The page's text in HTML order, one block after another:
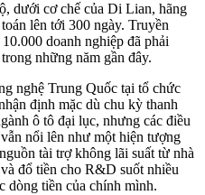
dưới cơ chế của Di Lian, hãng
lên tới 300 ngày. Truyền
doanh nghiệp đã phải
những năm gần đây.
nghệ Trung Quốc tại tổ chức
định mặc dù chu kỳ thanh
ô tô đại lục, nhưng các điều
nổi lên như một hiện tượng
tài trợ không lãi suất từ nhà
đổ tiền cho R&D suốt nhiều
dòng tiền của chính mình.